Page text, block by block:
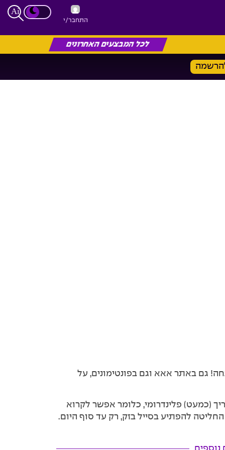
התחבר/י
לכל המבצעים האחרונים
במחירי פלינדרום, סביב 60% הנחה! גם באתר אאא וגם בפונטימונים, על
היום, 26.02.2026 הוא תאריך (כמעט) פלינדרומי, כלומר אפשר לקרוא
להפתיע בסייל בזק, רק עד סוף היום.